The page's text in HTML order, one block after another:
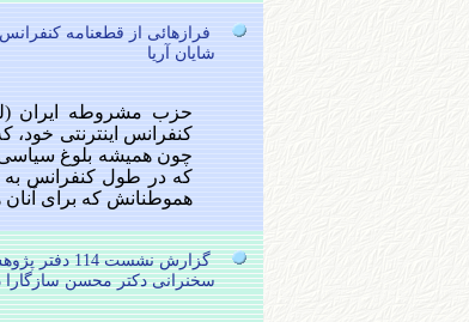
فرازهائی از قطعنامه
شایان آریا
حزب مشروطه ایران
کنفرانس اینترنتی خود،
چون همیشه بلوغ
که در طول کنفرانس به
هموطنانش که برای آنان
گزارش نشست 114 دفتر پژوهش حزب مشروطه ایران (لیبرال دمکرات)
سخنرانی دکتر محسن